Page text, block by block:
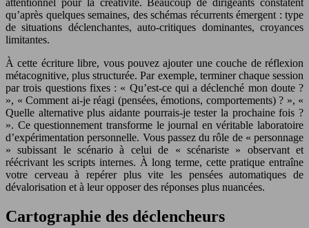
attentionnel pour la créativité. Beaucoup de dirigeants constatent
qu’après quelques semaines, des schémas récurrents émergent : type
de situations déclenchantes, auto-critiques dominantes, croyances
limitantes.
À cette écriture libre, vous pouvez ajouter une couche de réflexion
métacognitive, plus structurée. Par exemple, terminer chaque session
par trois questions fixes : « Qu’est-ce qui a déclenché mon doute ?
», « Comment ai-je réagi (pensées, émotions, comportements) ? », «
Quelle alternative plus aidante pourrais-je tester la prochaine fois ?
». Ce questionnement transforme le journal en véritable laboratoire
d’expérimentation personnelle. Vous passez du rôle de « personnage
» subissant le scénario à celui de « scénariste » observant et
réécrivant les scripts internes. À long terme, cette pratique entraîne
votre cerveau à repérer plus vite les pensées automatiques de
dévalorisation et à leur opposer des réponses plus nuancées.
Cartographie des déclencheurs